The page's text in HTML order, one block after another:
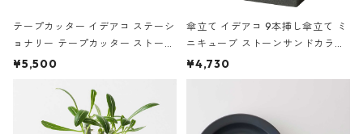
テープカッター イデアコ ステーシ
ョナリー テープカッター ストーン
サンドカラー 石調 ideaco Station
¥5,500
傘立て イデアコ 9本挿し傘立て ミ
ニキューブ ストーンサンドカラー
石調 ideaco Umbrella Stand CUB
E ストーンサンドブラック
¥4,730